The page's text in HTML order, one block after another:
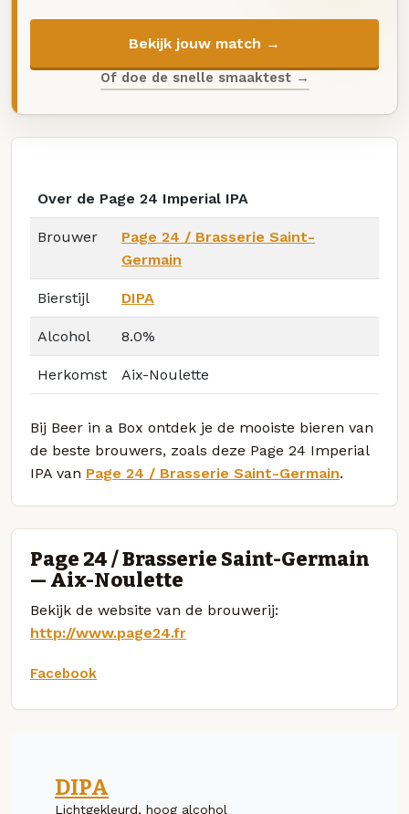
Bekijk jouw match →
Of doe de snelle smaaktest →
Over de Page 24 Imperial IPA
Brouwer
Page 24 / Brasserie Saint-
Germain
Bierstijl DIPA
Alcohol 8.0%
Herkomst Aix-Noulette
Bij Beer in a Box ontdek je de mooiste bieren van
de beste brouwers, zoals deze Page 24 Imperial
IPA van Page 24 / Brasserie Saint-Germain.
Page 24 / Brasserie Saint-Germain
— Aix-Noulette
Bekijk de website van de brouwerij:
http://www.page24.fr
Facebook
DIPA
Lichtgekleurd, hoog alcohol